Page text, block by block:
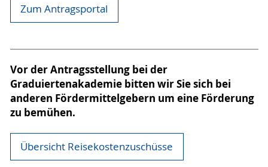
Zum Antragsportal
Vor der Antragsstellung bei der
Graduiertenakademie bitten wir Sie sich bei
anderen Fördermittelgebern um eine Förderung
zu bemühen.
Übersicht Reisekostenzuschüsse